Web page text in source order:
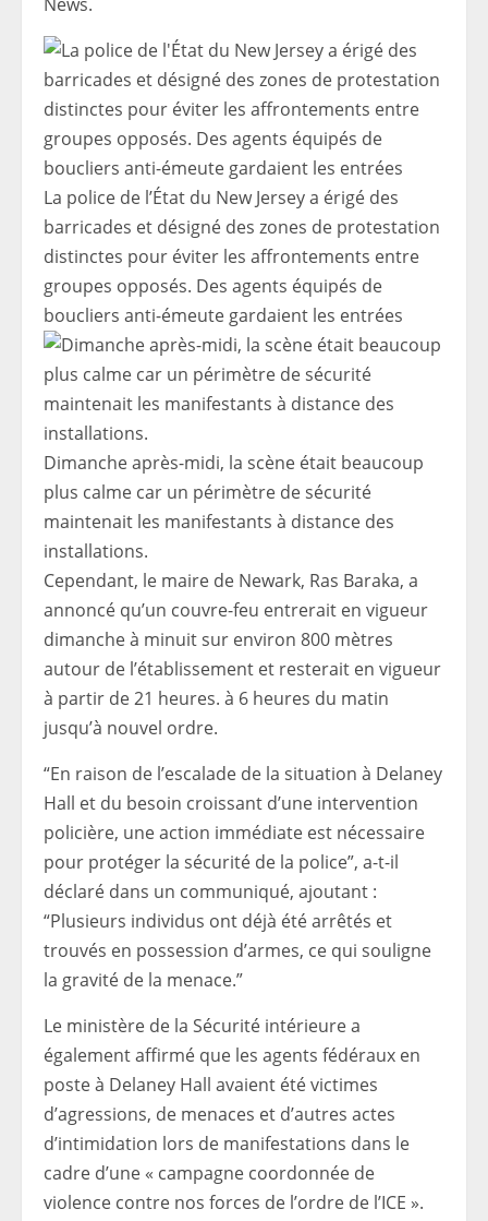
News.
La police de l’État du New Jersey a érigé des
barricades et désigné des zones de protestation
distinctes pour éviter les affrontements entre
groupes opposés. Des agents équipés de
boucliers anti-émeute gardaient les entrées
Dimanche après-midi, la scène était beaucoup
plus calme car un périmètre de sécurité
maintenait les manifestants à distance des
installations.
Cependant, le maire de Newark, Ras Baraka, a
annoncé qu’un couvre-feu entrerait en vigueur
dimanche à minuit sur environ 800 mètres
autour de l’établissement et resterait en vigueur
à partir de 21 heures. à 6 heures du matin
jusqu’à nouvel ordre.
“En raison de l’escalade de la situation à Delaney
Hall et du besoin croissant d’une intervention
policière, une action immédiate est nécessaire
pour protéger la sécurité de la police”, a-t-il
déclaré dans un communiqué, ajoutant :
“Plusieurs individus ont déjà été arrêtés et
trouvés en possession d’armes, ce qui souligne
la gravité de la menace.”
Le ministère de la Sécurité intérieure a
également affirmé que les agents fédéraux en
poste à Delaney Hall avaient été victimes
d’agressions, de menaces et d’autres actes
d’intimidation lors de manifestations dans le
cadre d’une « campagne coordonnée de
violence contre nos forces de l’ordre de l’ICE ».